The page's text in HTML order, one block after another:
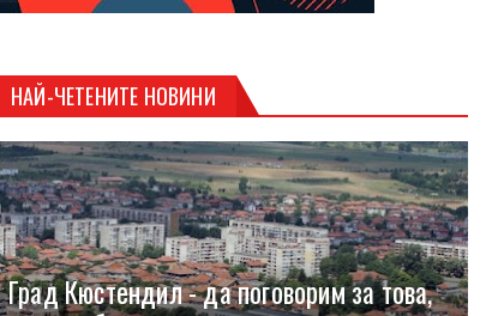
НАЙ-ЧЕТЕНИТЕ НОВИНИ
Град Кюстендил - да поговорим за това,